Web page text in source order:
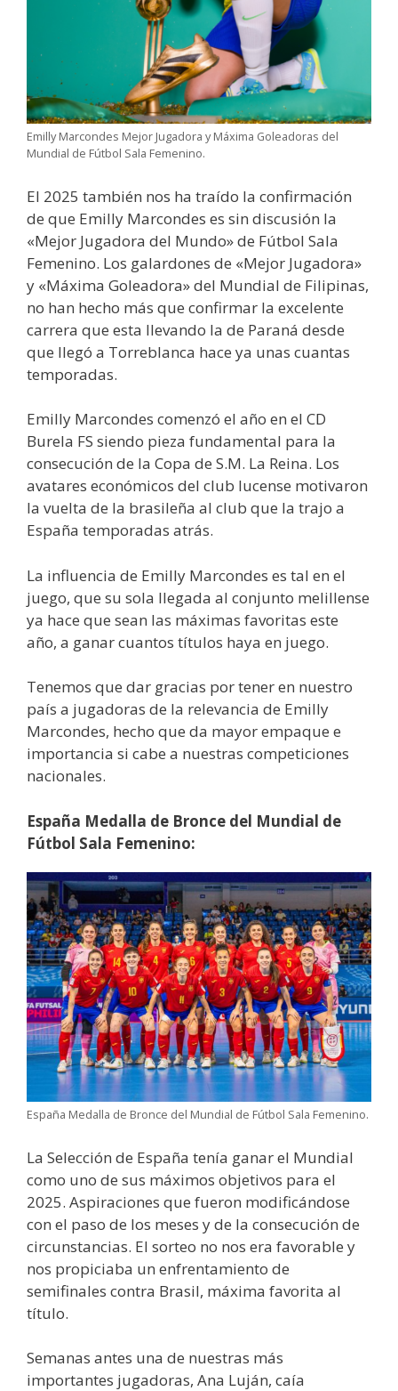
Emilly Marcondes Mejor Jugadora y Máxima Goleadoras del
Mundial de Fútbol Sala Femenino.
El 2025 también nos ha traído la confirmación
de que Emilly Marcondes es sin discusión la
«Mejor Jugadora del Mundo» de Fútbol Sala
Femenino. Los galardones de «Mejor Jugadora»
y «Máxima Goleadora» del Mundial de Filipinas,
no han hecho más que confirmar la excelente
carrera que esta llevando la de Paraná desde
que llegó a Torreblanca hace ya unas cuantas
temporadas.
Emilly Marcondes comenzó el año en el CD
Burela FS siendo pieza fundamental para la
consecución de la Copa de S.M. La Reina. Los
avatares económicos del club lucense motivaron
la vuelta de la brasileña al club que la trajo a
España temporadas atrás.
La influencia de Emilly Marcondes es tal en el
juego, que su sola llegada al conjunto melillense
ya hace que sean las máximas favoritas este
año, a ganar cuantos títulos haya en juego.
Tenemos que dar gracias por tener en nuestro
país a jugadoras de la relevancia de Emilly
Marcondes, hecho que da mayor empaque e
importancia si cabe a nuestras competiciones
nacionales.
España Medalla de Bronce del Mundial de
Fútbol Sala Femenino:
España Medalla de Bronce del Mundial de Fútbol Sala Femenino.
La Selección de España tenía ganar el Mundial
como uno de sus máximos objetivos para el
2025. Aspiraciones que fueron modificándose
con el paso de los meses y de la consecución de
circunstancias. El sorteo no nos era favorable y
nos propiciaba un enfrentamiento de
semifinales contra Brasil, máxima favorita al
título.
Semanas antes una de nuestras más
importantes jugadoras, Ana Luján, caía